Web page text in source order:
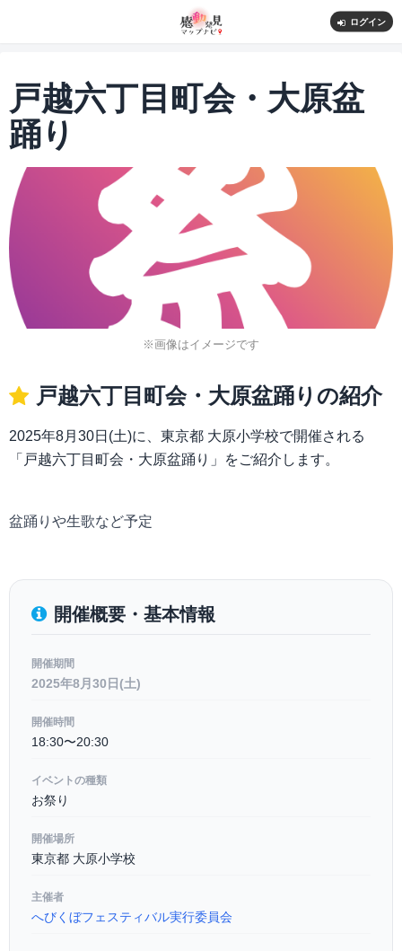
ログイン
戸越六丁目町会・大原盆
踊り
※画像はイメージです
戸越六丁目町会・大原盆踊りの紹介
2025年8月30日(土)に、東京都 大原小学校で開催される
「戸越六丁目町会・大原盆踊り」をご紹介します。
盆踊りや生歌など予定
開催概要・基本情報
開催期間
2025年8月30日(土)
開催時間
18:30〜20:30
イベントの種類
お祭り
開催場所
東京都 大原小学校
主催者
へびくぼフェスティバル実行委員会